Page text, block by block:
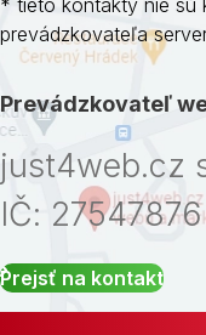
* tieto kontakty nie sú
prevádzkovateľa
Prevádzkovateľ
just4web.cz
IČ: 27547876
Prejsť na kontakt